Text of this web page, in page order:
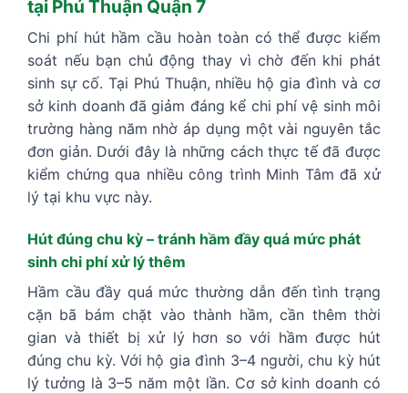
tại Phú Thuận Quận 7
Chi phí hút hầm cầu hoàn toàn có thể được kiểm
soát nếu bạn chủ động thay vì chờ đến khi phát
sinh sự cố. Tại Phú Thuận, nhiều hộ gia đình và cơ
sở kinh doanh đã giảm đáng kể chi phí vệ sinh môi
trường hàng năm nhờ áp dụng một vài nguyên tắc
đơn giản. Dưới đây là những cách thực tế đã được
kiểm chứng qua nhiều công trình Minh Tâm đã xử
lý tại khu vực này.
Hút đúng chu kỳ – tránh hầm đầy quá mức phát
sinh chi phí xử lý thêm
Hầm cầu đầy quá mức thường dẫn đến tình trạng
cặn bã bám chặt vào thành hầm, cần thêm thời
gian và thiết bị xử lý hơn so với hầm được hút
đúng chu kỳ. Với hộ gia đình 3–4 người, chu kỳ hút
lý tưởng là 3–5 năm một lần. Cơ sở kinh doanh có